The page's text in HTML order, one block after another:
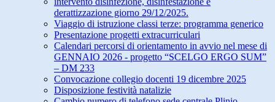
derattizzazione giorno 29/12/2025.
Viaggio di istruzione classi terze: programma generico
Presentazione progetti extracurriculari
Calendari percorsi di orientamento in avvio nel mese di
GENNAIO 2026 - progetto “SCELGO ERGO SUM”
– DM 233
Convocazione collegio docenti 19 dicembre 2025
Disposizione festività natalizie